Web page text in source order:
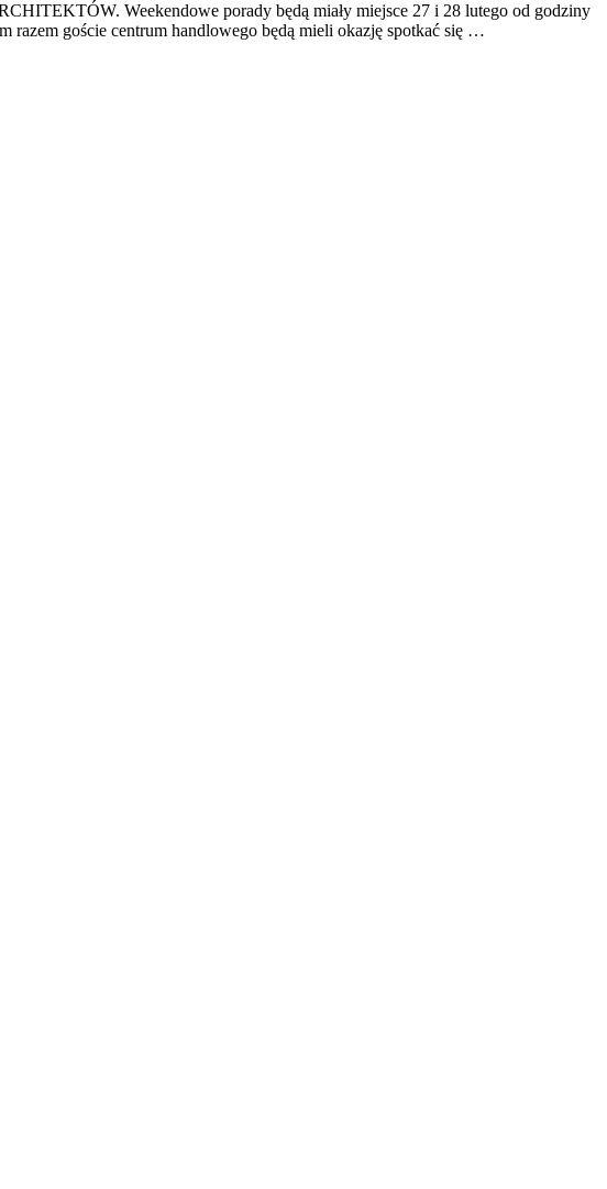
Weekendowe porady będą miały miejsce 27 i 28 lutego od godziny
goście centrum handlowego będą mieli okazję spotkać się …